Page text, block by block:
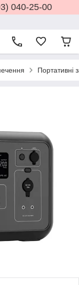
040-25-00
Портативні